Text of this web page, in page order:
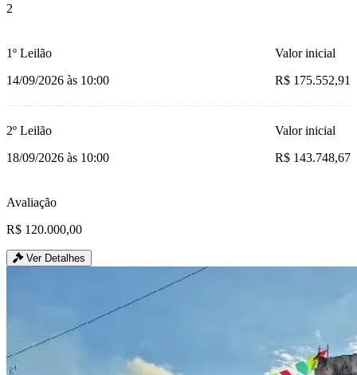
2
1º Leilão
14/09/2026 às 10:00
Valor inicial
R$ 175.552,91
2º Leilão
18/09/2026 às 10:00
Valor inicial
R$ 143.748,67
Avaliação
R$ 120.000,00
Ver Detalhes